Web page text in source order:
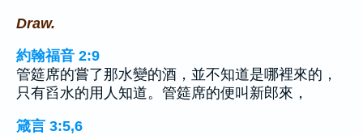
Draw.
約翰福音 2:9
管筵席的嘗了那水變的酒，並不知道是哪裡來的，
只有舀水的用人知道。管筵席的便叫新郎來，
箴言 3:5,6